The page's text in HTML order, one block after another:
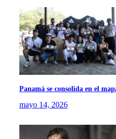
Panamá se consolida en el
mayo 14, 2026